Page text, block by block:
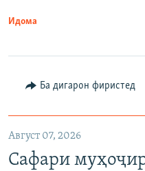
Идома
Ба дигарон фиристед
Август 07, 2026
Сафари